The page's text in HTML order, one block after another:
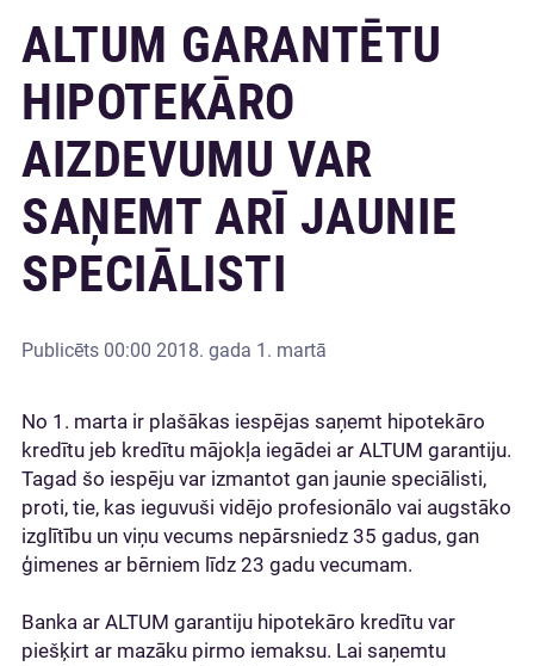
ALTUM GARANTĒTU
HIPOTEKĀRO
AIZDEVUMU VAR
SAŅEMT ARĪ JAUNIE
SPECIĀLISTI
Publicēts 00:00 2018. gada 1. martā
No 1. marta ir plašākas iespējas saņemt hipotekāro
kredītu jeb kredītu mājokļa iegādei ar ALTUM garantiju.
Tagad šo iespēju var izmantot gan jaunie speciālisti,
proti, tie, kas ieguvuši vidējo profesionālo vai augstāko
izglītību un viņu vecums nepārsniedz 35 gadus, gan
ģimenes ar bērniem līdz 23 gadu vecumam.
Banka ar ALTUM garantiju hipotekāro kredītu var
piešķirt ar mazāku pirmo iemaksu. Lai saņemtu